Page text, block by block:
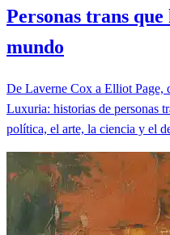
Personas trans
mundo
De Laverne Cox a Elliot
Luxuria: historias de personas
política, el arte, la ciencia y el